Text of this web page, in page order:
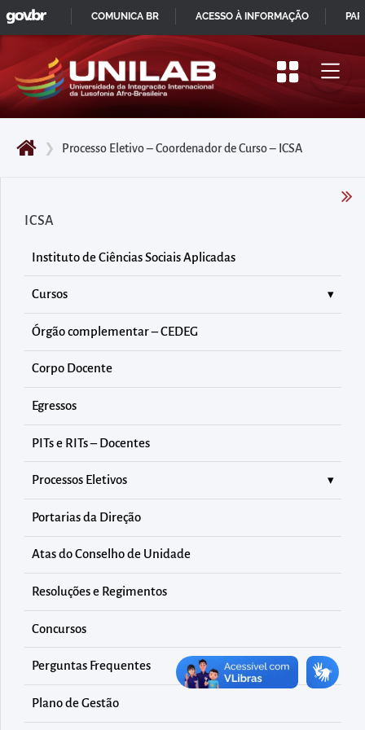
Pular
para
início
do
principal
Acessar
menu
principal
Acessar
diretamente
à
área
para
realizar
buscas
diretamente
as
informações
postas
no
rodapé
❯ Processo Eletivo – Coordenador de Curso – ICSA
ICSA
Instituto de Ciências Sociais Aplicadas
Cursos
Órgão complementar – CEDEG
Corpo Docente
Egressos
PITs e RITs – Docentes
Processos Eletivos
Portarias da Direção
Atas do Conselho de Unidade
Resoluções e Regimentos
Concursos
Perguntas Frequentes
Plano de Gestão
IR
PARA
CONTEÚDO
GOVBR
COMUNICA BR ACESSO À INFORMAÇÃO